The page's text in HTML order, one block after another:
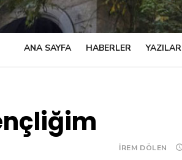
ANA SAYFA HABERLER YAZILAR
İREM DÖLEN